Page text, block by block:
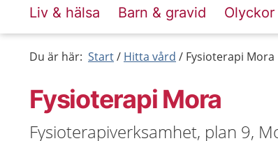
Liv & hälsa Barn & gravid
Du är här: Start Hitta vård Fysioterapi Mora
Fysioterapi Mora
Fysioterapiverksamhet, plan 9,